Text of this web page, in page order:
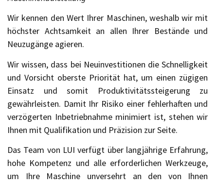
Wir kennen den Wert Ihrer Maschinen, weshalb wir mit
höchster Achtsamkeit an allen Ihrer Bestände und
Neuzugänge agieren.
Wir wissen, dass bei Neuinvestitionen die Schnelligkeit
und Vorsicht oberste Priorität hat, um einen zügigen
Einsatz und somit Produktivitätssteigerung zu
gewährleisten. Damit Ihr Risiko einer fehlerhaften und
verzögerten Inbetriebnahme minimiert ist, stehen wir
Ihnen mit Qualifikation und Präzision zur Seite.
Das Team von LUI verfügt über langjährige Erfahrung,
hohe Kompetenz und alle erforderlichen Werkzeuge,
um Ihre Maschine unversehrt an den von Ihnen